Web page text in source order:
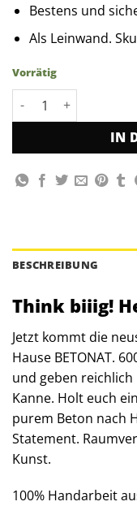
Bestens und
Als Leinwand.
Vorrätig
CanCrete 600er Menge
IN
BESCHREIBUNG
Think biiig!
Jetzt kommt die
Hause BETONAT.
und geben
Kanne. Holt euch
purem Beton nach
Statement.
Kunst.
100% Handarbeit